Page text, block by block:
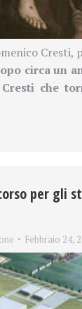
circa un
che
per gli
Febbraio 24,